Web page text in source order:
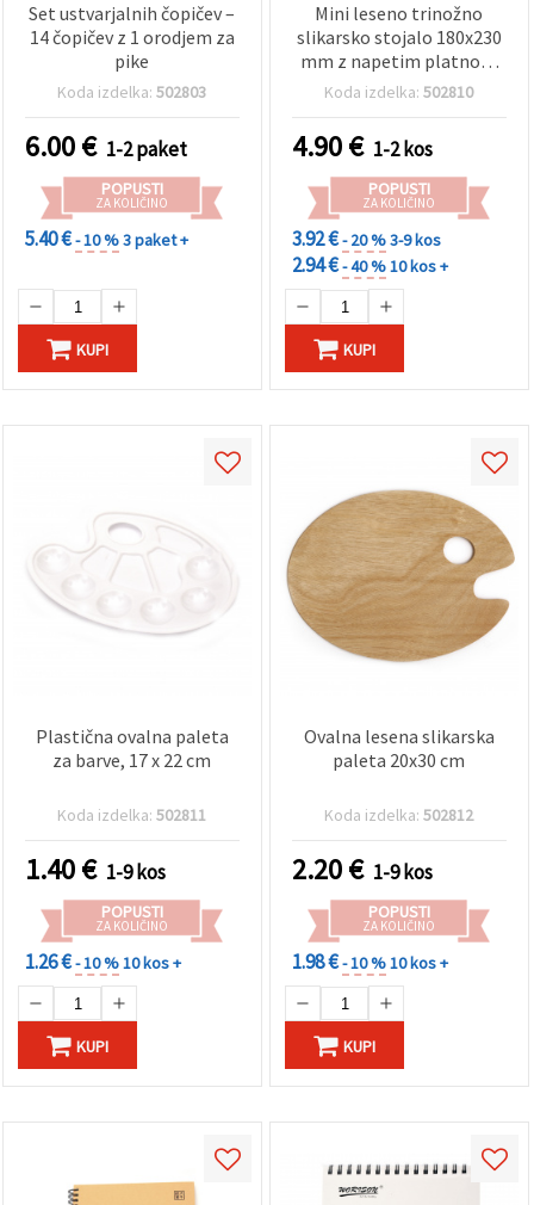
Set ustvarjalnih čopičev –
14 čopičev z 1 orodjem za
pike
Koda izdelka:502803
6.00€ 1-2 paket
POPUSTI
ZA KOLIČINO
5.40 €- 10 %3 paket +
KUPI
Mini leseno trinožno
slikarsko stojalo 180x230
mm z napetim platnom
150x200 mm
Koda izdelka:502810
4.90€ 1-2 kos
POPUSTI
ZA KOLIČINO
3.92 €- 20 %3-9 kos
2.94 €- 40 %10 kos +
KUPI
Plastična ovalna paleta
za barve, 17 x 22 cm
Koda izdelka:502811
1.40€ 1-9 kos
POPUSTI
ZA KOLIČINO
1.26 €- 10 %10 kos +
KUPI
Ovalna lesena slikarska
paleta 20x30 cm
Koda izdelka:502812
2.20€ 1-9 kos
POPUSTI
ZA KOLIČINO
1.98 €- 10 %10 kos +
KUPI